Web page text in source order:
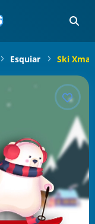
Esquiar Ski Xmas